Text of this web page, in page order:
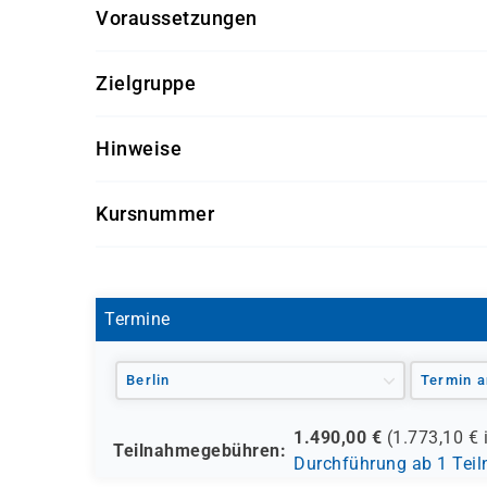
Voraussetzungen
Zielgruppe
geeignet für IT-Fachkräfte, die in SAP-
Hinweise
Kursnummer
Termine
Berlin Termin
Teilnahmegebühren:
1.490,00 € (1.773,10 €
Durchführung ab 1